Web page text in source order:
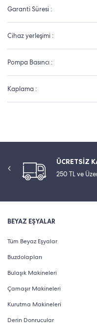
Garanti Süresi :
Cihaz yerleşimi :
Pompa Basıncı :
Kaplama :
ÜCRETSİZ
250 TL ve
BEYAZ EŞYALAR
Tüm Beyaz Eşyalar
Buzdolapları
Bulaşık Makineleri
Çamaşır Makineleri
Kurutma Makineleri
Derin Donrucular